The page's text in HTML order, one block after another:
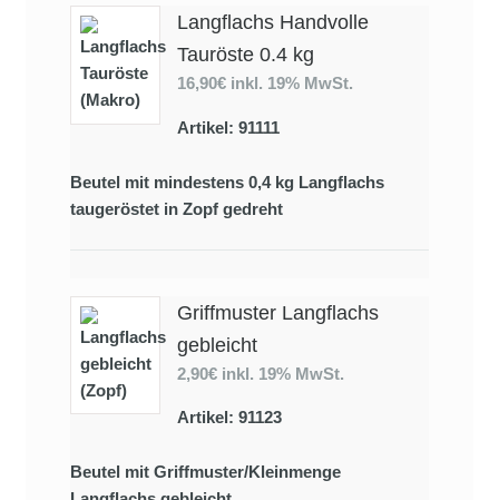
Langflachs Handvolle
Tauröste 0.4 kg
16,90€ inkl. 19% MwSt.
Artikel: 91111
Beutel mit mindestens 0,4 kg Langflachs
taugeröstet in Zopf gedreht
Griffmuster Langflachs
gebleicht
2,90€ inkl. 19% MwSt.
Artikel: 91123
Beutel mit Griffmuster/Kleinmenge